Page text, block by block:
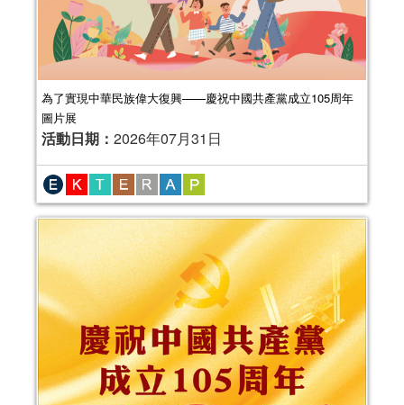
為了實現中華民族偉大復興——慶祝中國共產黨成立105周年
圖片展
活動日期： 2026年07月31日